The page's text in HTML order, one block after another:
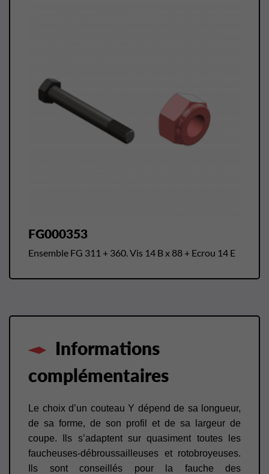
FG000353
Ensemble FG 311 + 360. Vis 14 B x 88 + Ecrou 14 E
Informations
complémentaires
Le choix d’un couteau Y dépend de sa longueur,
de sa forme, de son profil et de sa largeur de
coupe. Ils s’adaptent sur quasiment toutes les
faucheuses-débroussailleuses et rotobroyeuses.
Ils sont conseillés pour la fauche des